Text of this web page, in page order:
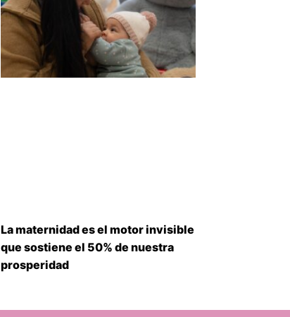
La maternidad es el motor invisible
que sostiene el 50% de nuestra
prosperidad